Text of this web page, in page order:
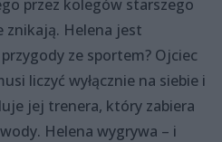
przez kolegów starszego
znikają. Helena jest
ze sportem? Ojciec
liczyć wyłącznie na siebie i
jej trenera, który zabiera
Helena wygrywa – i